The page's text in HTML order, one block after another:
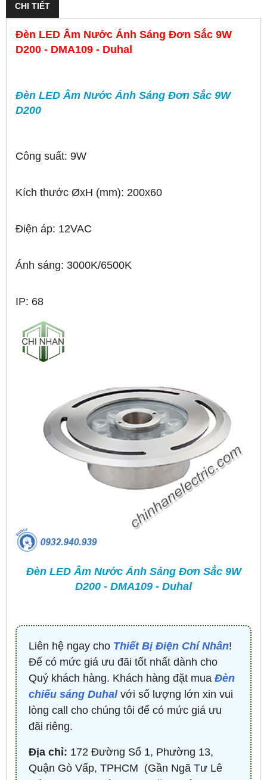
CHI TIẾT
Đèn LED Âm Nước Ánh Sáng Đơn Sắc 9W
D200 - DMA109 - Duhal
Đèn LED Âm Nước Ánh Sáng Đơn Sắc 9W
D200
Công suất: 9W
Kích thước ØxH (mm): 200x60
Điện áp: 12VAC
Ánh sáng: 3000K/6500K
IP: 68
Đèn LED Âm Nước Ánh Sáng Đơn Sắc 9W
D200 - DMA109 - Duhal
Liên hệ ngay cho Thiết Bị Điện Chí Nhân!
Để có mức giá ưu đãi tốt nhất dành cho
Quý khách hàng. Khách hàng đặt mua Đèn
chiếu sáng Duhalvới số lượng lớn xin vui
lòng call cho chúng tôi để có mức giá ưu
đãi riêng.
Địa chỉ: 172 Đường Số 1, Phường 13,
Quận Gò Vấp, TPHCM ​ (Gần Ngã Tư Lê